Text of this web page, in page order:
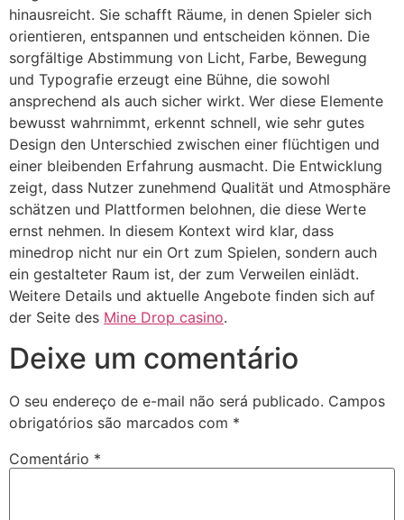
hinausreicht. Sie schafft Räume, in denen Spieler sich
orientieren, entspannen und entscheiden können. Die
sorgfältige Abstimmung von Licht, Farbe, Bewegung
und Typografie erzeugt eine Bühne, die sowohl
ansprechend als auch sicher wirkt. Wer diese Elemente
bewusst wahrnimmt, erkennt schnell, wie sehr gutes
Design den Unterschied zwischen einer flüchtigen und
einer bleibenden Erfahrung ausmacht. Die Entwicklung
zeigt, dass Nutzer zunehmend Qualität und Atmosphäre
schätzen und Plattformen belohnen, die diese Werte
ernst nehmen. In diesem Kontext wird klar, dass
minedrop nicht nur ein Ort zum Spielen, sondern auch
ein gestalteter Raum ist, der zum Verweilen einlädt.
Weitere Details und aktuelle Angebote finden sich auf
der Seite des Mine Drop casino.
Deixe um comentário
O seu endereço de e-mail não será publicado. Campos
obrigatórios são marcados com *
Comentário *